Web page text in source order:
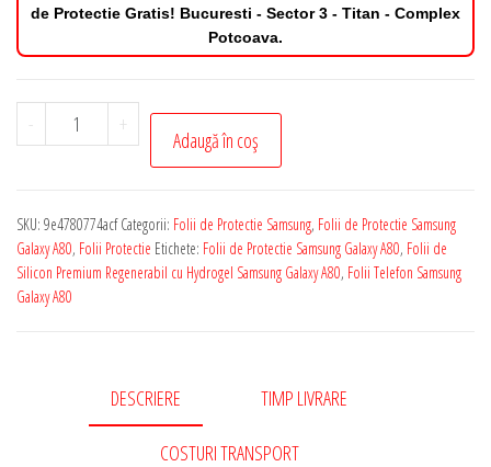
de Protectie Gratis! Bucuresti - Sector 3 - Titan - Complex
Potcoava.
-
Cantitate
Folie
Samsung
Galaxy
A80
Regenerabil
+
Adaugă în coș
SKU: 9e4780774acf Categorii: Folii de Protectie Samsung, Folii de Protectie Samsung
Galaxy A80, Folii Protectie Etichete: Folii de Protectie Samsung Galaxy A80, Folii de
Silicon Premium Regenerabil cu Hydrogel Samsung Galaxy A80, Folii Telefon Samsung
Galaxy A80
DESCRIERE TIMP LIVRARE
COSTURI TRANSPORT